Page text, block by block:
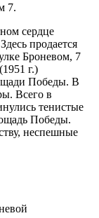
7.
сердце
продается
Броневом, 7
г.)
Победы. В
Всего в
тенистые
Победы.
неспешные